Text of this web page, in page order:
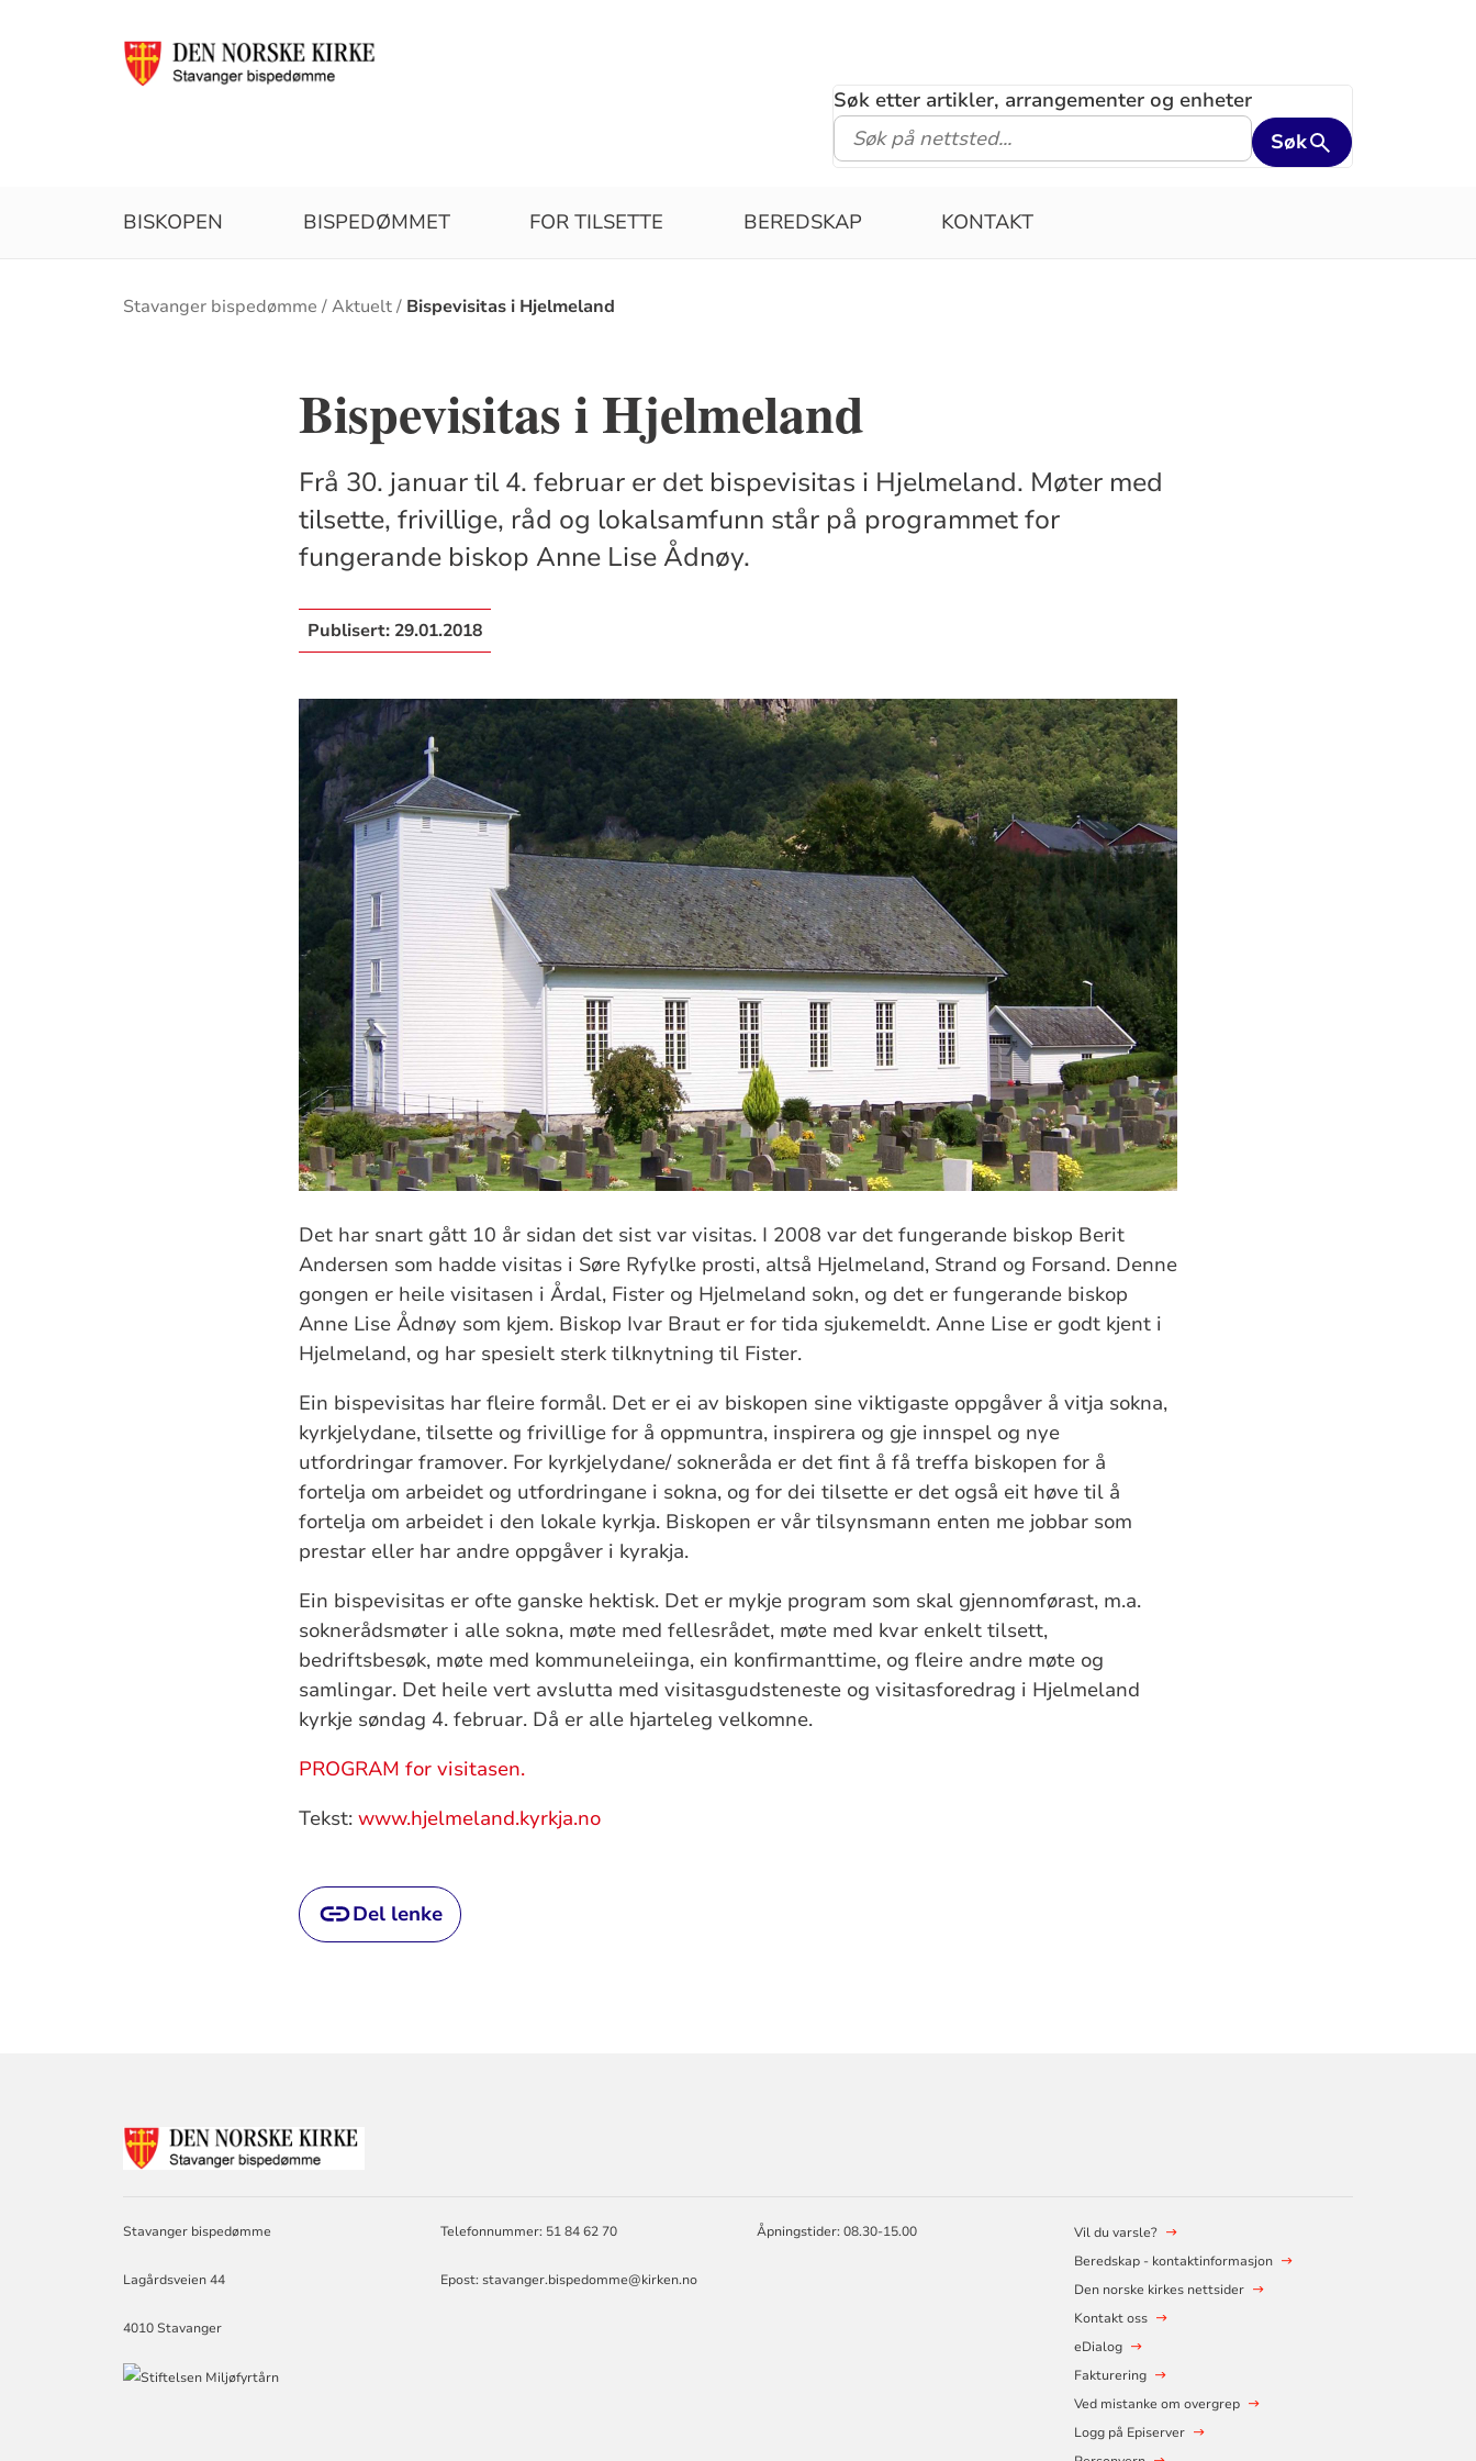
Søk etter artikler, arrangementer og enheter
Søk
BISKOPEN BISPEDØMMET FOR TILSETTE BEREDSKAP KONTAKT
Brødsmulesti
Stavanger bispedømme Aktuelt Bispevisitas i Hjelmeland
Bispevisitas i Hjelmeland
Frå 30. januar til 4. februar er det bispevisitas i Hjelmeland. Møter med
tilsette, frivillige, råd og lokalsamfunn står på programmet for
fungerande biskop Anne Lise Ådnøy.
Publisert: 29.01.2018
Det har snart gått 10 år sidan det sist var visitas. I 2008 var det fungerande biskop Berit
Andersen som hadde visitas i Søre Ryfylke prosti, altså Hjelmeland, Strand og Forsand. Denne
gongen er heile visitasen i Årdal, Fister og Hjelmeland sokn, og det er fungerande biskop
Anne Lise Ådnøy som kjem. Biskop Ivar Braut er for tida sjukemeldt. Anne Lise er godt kjent i
Hjelmeland, og har spesielt sterk tilknytning til Fister.
Ein bispevisitas har fleire formål. Det er ei av biskopen sine viktigaste oppgåver å vitja sokna,
kyrkjelydane, tilsette og frivillige for å oppmuntra, inspirera og gje innspel og nye
utfordringar framover. For kyrkjelydane/ sokneråda er det fint å få treffa biskopen for å
fortelja om arbeidet og utfordringane i sokna, og for dei tilsette er det også eit høve til å
fortelja om arbeidet i den lokale kyrkja. Biskopen er vår tilsynsmann enten me jobbar som
prestar eller har andre oppgåver i kyrakja.
Ein bispevisitas er ofte ganske hektisk. Det er mykje program som skal gjennomførast, m.a.
soknerådsmøter i alle sokna, møte med fellesrådet, møte med kvar enkelt tilsett,
bedriftsbesøk, møte med kommuneleiinga, ein konfirmanttime, og fleire andre møte og
samlingar. Det heile vert avslutta med visitasgudsteneste og visitasforedrag i Hjelmeland
kyrkje søndag 4. februar. Då er alle hjarteleg velkomne.
PROGRAM for visitasen.
Tekst: www.hjelmeland.kyrkja.no
Del lenke
Stavanger bispedømme
Lagårdsveien 44
4010 Stavanger
Telefonnummer: 51 84 62 70
Epost: stavanger.bispedomme@kirken.no
Åpningstider: 08.30-15.00
Vil du varsle?
Beredskap - kontaktinformasjon
Den norske kirkes nettsider
Kontakt oss
eDialog
Fakturering
Ved mistanke om overgrep
Logg på Episerver